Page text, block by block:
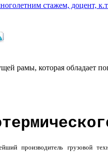
стажем, доцент,
рамы, которая обладает
производитель грузовой